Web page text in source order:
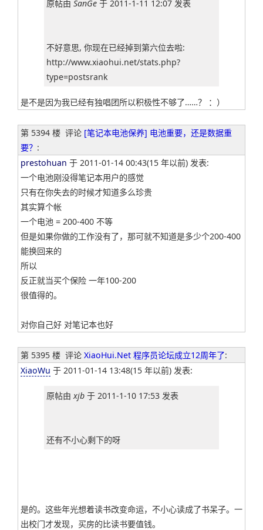
原帖由 SanGe 于 2011-1-11 12:07 发表
不好意思, 你现在已经掉到第六位去啦:
http://www.xiaohui.net/stats.php?
type=postsrank
是不是因为我已经有独唱团所以积极性不够了……？ ：）
第 5394 楼 评论 [笔记本电池保养] 电池重要，还是数据重
要？ :
prestohuan 于 2011-01-14 00:43(15 年以前) 发表:
一个电池刚没得笔记本用户的感觉
只有在你失去的时候才知道多么珍贵
其实算个帐
一个电池 = 200-400 不等
但是如果你做的工作没有了，那可就不知道是多少个200-400
能换回来的
所以
反正就当买个保险 一年100-200
很值得的。
对你自己好 对笔记本也好
第 5395 楼 评论 XiaoHui.Net 程序员论坛成立12周年了:
XiaoWu 于 2011-01-14 13:48(15 年以前) 发表:
原帖由xjb 于 2011-1-10 17:53 发表
还有不小心剩下的呀
是的。这些年光想着读书改变命运，不小心读成了书呆子。一
出校门才发现，买房的比读书要值钱。